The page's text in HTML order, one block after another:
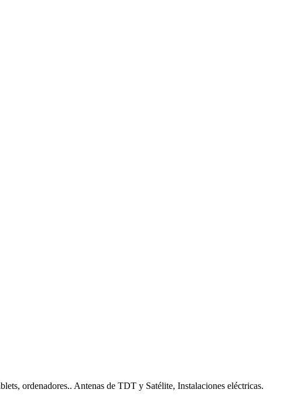
ordenadores.. Antenas de TDT y Satélite, Instalaciones eléctricas.